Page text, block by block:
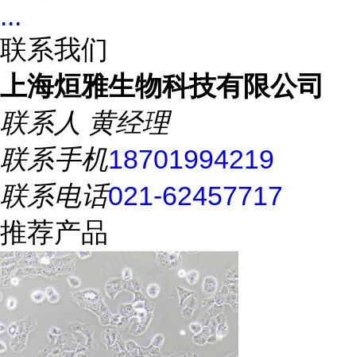
...
联系我们
上海烜雅生物科技有限公司
联系人 黄经理
联系手机18701994219
联系电话021-62457717
推荐产品